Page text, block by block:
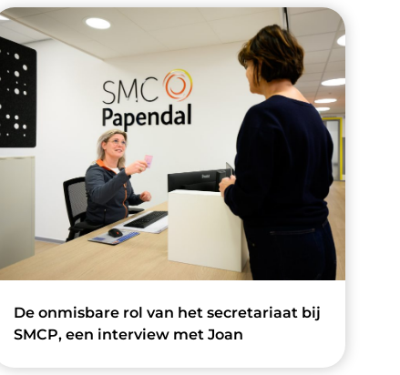
De onmisbare rol van het secretariaat bij
SMCP, een interview met Joan